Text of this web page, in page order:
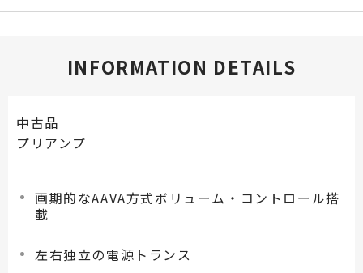
INFORMATION DETAILS
中古品
プリアンプ
画期的なAAVA方式ボリューム・コントロール搭
載
左右独立の電源トランス